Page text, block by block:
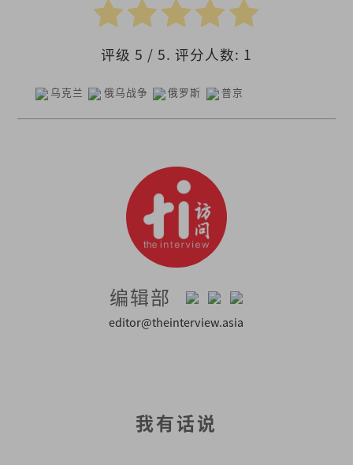
评级 5 / 5. 评分人数: 1
乌克兰 俄乌战争 俄罗斯 普京
编辑部
editor@theinterview.asia
我有话说